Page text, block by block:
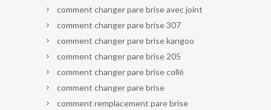
comment changer pare brise avec joint
comment changer pare brise 307
comment changer pare brise kangoo
comment changer pare brise 205
comment changer pare brise collé
comment changer pare brise
comment remplacement pare brise